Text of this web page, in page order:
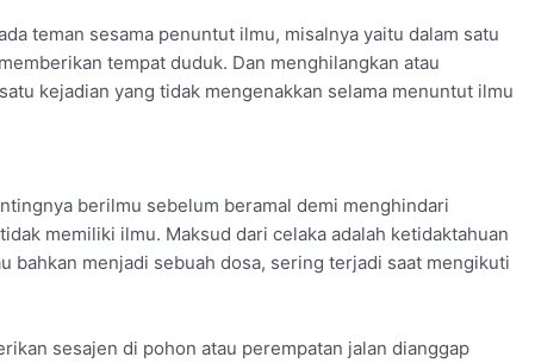
teman sesama penuntut ilmu, misalnya yaitu dalam satu
tempat duduk. Dan menghilangkan atau
kejadian yang tidak mengenakkan selama menuntut ilmu
berilmu sebelum beramal demi menghindari
memiliki ilmu. Maksud dari celaka adalah ketidaktahuan
bahkan menjadi sebuah dosa, sering terjadi saat mengikuti
sesajen di pohon atau perempatan jalan dianggap